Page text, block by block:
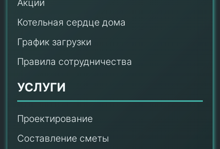
Акции
Котельная сердце дома
График загрузки
Правила сотрудничества
УСЛУГИ
Проектирование
Составление сметы